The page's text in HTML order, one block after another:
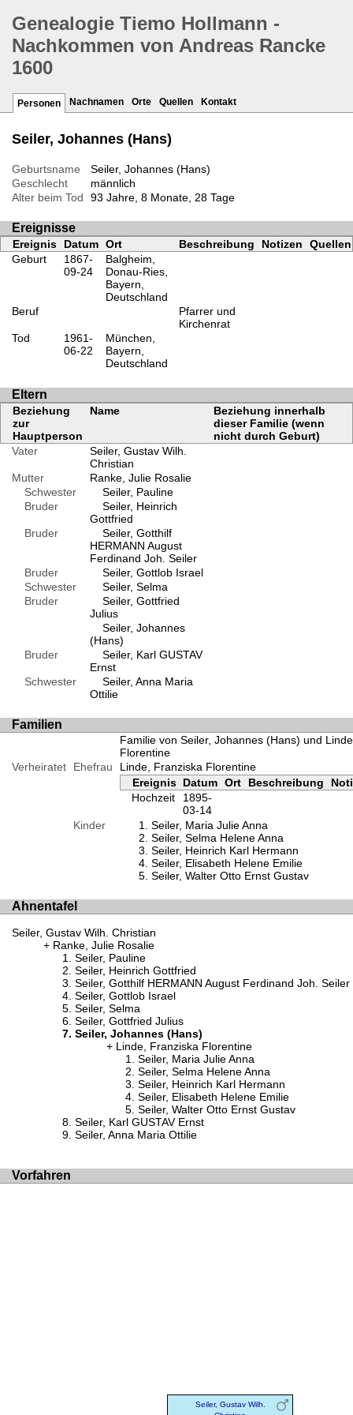
Genealogie Tiemo Hollmann -
Nachkommen von Andreas Rancke
1600
Personen Nachnamen Orte Quellen Kontakt
Seiler, Johannes (Hans)
Geburtsname
Seiler, Johannes (Hans)
Geschlecht
männlich
Alter beim Tod
93 Jahre, 8 Monate, 28 Tage
Ereignisse
Ereignis Datum Ort Beschreibung Notizen
Quellen
Geburt
1867-
09-24
Balgheim,
Donau-Ries,
Bayern,
Deutschland
Beruf
Pfarrer und
Kirchenrat
Tod
1961-
06-22
München,
Bayern,
Deutschland
Eltern
Beziehung
zur
Hauptperson
Name
Beziehung innerhalb
dieser Familie (wenn
nicht durch Geburt)
Vater
Seiler, Gustav Wilh.
Christian
Mutter
Ranke, Julie Rosalie
Schwester
Seiler, Pauline
Bruder
Seiler, Heinrich
Gottfried
Bruder
Seiler, Gotthilf
HERMANN August
Ferdinand Joh. Seiler
Bruder
Seiler, Gottlob Israel
Schwester
Seiler, Selma
Bruder
Seiler, Gottfried
Julius
Seiler, Johannes
(Hans)
Bruder
Seiler, Karl GUSTAV
Ernst
Schwester
Seiler, Anna Maria
Ottilie
Familien
Familie von Seiler, Johannes (Hans) und
Florentine
Verheiratet
Ehefrau
Linde, Franziska Florentine
Ereignis Datum Ort Beschreibung
Hochzeit
1895-
03-14
Kinder
Seiler, Maria Julie Anna
Seiler, Selma Helene Anna
Seiler, Heinrich Karl Hermann
Seiler, Elisabeth Helene Emilie
Seiler, Walter Otto Ernst Gustav
Ahnentafel
Seiler, Gustav Wilh. Christian
Ranke, Julie Rosalie
Seiler, Pauline
Seiler, Heinrich Gottfried
Seiler, Gotthilf HERMANN August Ferdinand Joh. Seiler
Seiler, Gottlob Israel
Seiler, Selma
Seiler, Gottfried Julius
Seiler, Johannes (Hans)
Linde, Franziska Florentine
Seiler, Maria Julie Anna
Seiler, Selma Helene Anna
Seiler, Heinrich Karl Hermann
Seiler, Elisabeth Helene Emilie
Seiler, Walter Otto Ernst Gustav
Seiler, Karl GUSTAV Ernst
Seiler, Anna Maria Ottilie
Vorfahren
Seiler, Gustav Wilh.